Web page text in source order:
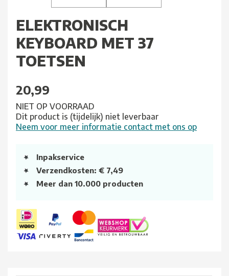
ELEKTRONISCH
KEYBOARD MET 37
TOETSEN
20,99
NIET OP VOORRAAD
Dit product is (tijdelijk) niet leverbaar
Neem voor meer informatie contact met ons op
Inpakservice
Verzendkosten: € 7,49
Meer dan 10.000 producten